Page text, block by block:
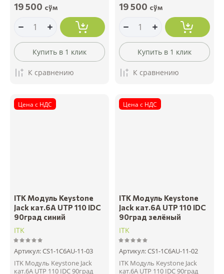
19 500 сўм
Купить в 1 клик
К сравнению
19 500 сўм
Купить в 1 клик
К сравнению
Цена с НДС
ITK Модуль Keystone
Jack кат.6A UTP 110 IDC
90град синий
ITK
Артикул:CS1-1C6AU-11-03
ITK Модуль Keystone Jack
кат.6A UTP 110 IDC 90град
Цена с НДС
ITK Модуль Keystone
Jack кат.6A UTP 110 IDC
90град зелёный
ITK
Артикул:CS1-1C6AU-11-02
ITK Модуль Keystone Jack
кат.6A UTP 110 IDC 90град